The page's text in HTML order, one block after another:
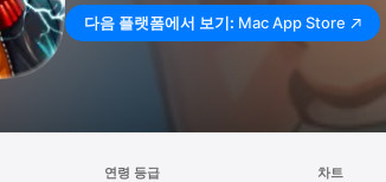
다음 플랫폼에서 보기: Mac App Store
연령 등급 차트